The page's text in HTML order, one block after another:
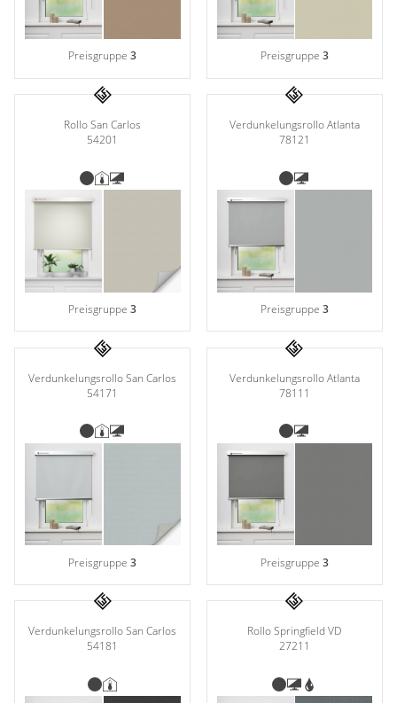
Preisgruppe3 Preisgruppe 3
Rollo San Carlos
54201
Preisgruppe3
Verdunkelungsrollo Atlanta
78121
Preisgruppe 3
Verdunkelungsrollo San Carlos
54171
Preisgruppe3
Verdunkelungsrollo Atlanta
78111
Preisgruppe 3
Verdunkelungsrollo San Carlos
54181
Rollo Springfield VD
27211